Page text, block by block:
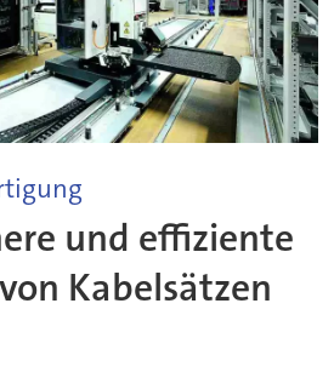
und effiziente
Kabelsätzen